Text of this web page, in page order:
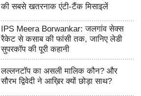
की सबसे खतरनाक एंटी-टैंक मिसाइलें
IPS Meera Borwankar: जलगांव सेक्स
रैकेट से कसाब की फांसी तक, जानिए लेडी
सुपरकॉप की पूरी कहानी
लल्लनटॉप का असली मालिक कौन? और
सौरभ द्विवेदी ने आख़िर क्यों छोड़ा साथ?